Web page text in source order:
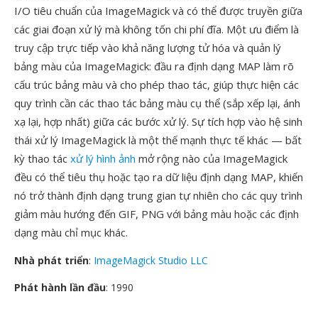
I/O tiêu chuẩn của ImageMagick và có thể được truyền giữa
các giai đoạn xử lý mà không tốn chi phí đĩa. Một ưu điểm là
truy cập trực tiếp vào khả năng lượng tử hóa và quản lý
bảng màu của ImageMagick: đầu ra định dạng MAP làm rõ
cấu trúc bảng màu và cho phép thao tác, giúp thực hiện các
quy trình cần các thao tác bảng màu cụ thể (sắp xếp lại, ánh
xạ lại, hợp nhất) giữa các bước xử lý. Sự tích hợp vào hệ sinh
thái xử lý ImageMagick là một thế mạnh thực tế khác — bất
kỳ thao tác xử lý hình ảnh mở rộng nào của ImageMagick
đều có thể tiêu thụ hoặc tạo ra dữ liệu định dạng MAP, khiến
nó trở thành định dạng trung gian tự nhiên cho các quy trình
giảm màu hướng đến GIF, PNG với bảng màu hoặc các định
dạng màu chỉ mục khác.
Nhà phát triển: ImageMagick Studio LLC
Phát hành lần đầu: 1990